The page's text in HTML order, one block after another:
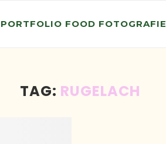
PORTFOLIO FOOD FOTOGRAFIE
TAG: RUGELACH